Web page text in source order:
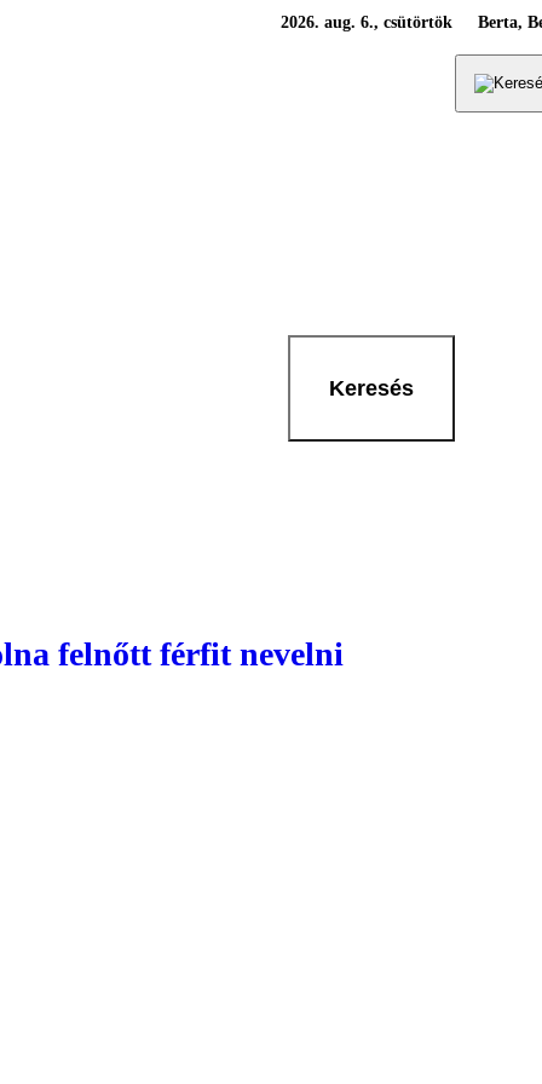
2026. aug. 6., csütörtök Berta,
Keresés
felnőtt férfit nevelni